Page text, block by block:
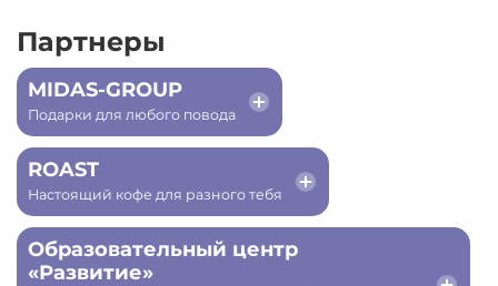
Партнеры
MIDAS-GROUP
Подарки для любого повода
ROAST
Настоящий кофе для разного тебя
Образовательный центр
«Развитие»